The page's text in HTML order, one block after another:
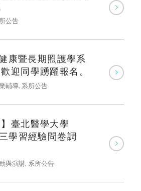
公告
康暨長期照護學系
迎同學踴躍報名。
輔導, 系所公告
】臺北醫學大學
學習經驗問卷調
與演講, 系所公告